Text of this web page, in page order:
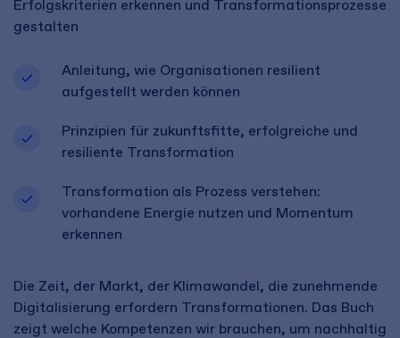
Erfolgskriterien erkennen und Transformationsprozesse
gestalten
Anleitung, wie Organisationen resilient
aufgestellt werden können
Prinzipien für zukunftsfitte, erfolgreiche und
resiliente Transformation
Transformation als Prozess verstehen:
vorhandene Energie nutzen und Momentum
erkennen
Die Zeit, der Markt, der Klimawandel, die zunehmende
Digitalisierung erfordern Transformationen. Das Buch
zeigt welche Kompetenzen wir brauchen, um nachhaltig